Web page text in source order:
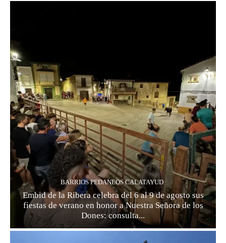
BARRIOS PEDANEOS CALATAYUD
Embid de la Ribera celebra del 6 al 9 de agosto sus
fiestas de verano en honor a Nuestra Señora de los
Dones: consulta...